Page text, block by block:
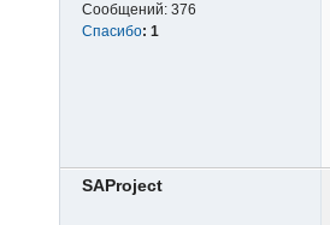
Сообщений: 376
Спасибо: 1
SAProject